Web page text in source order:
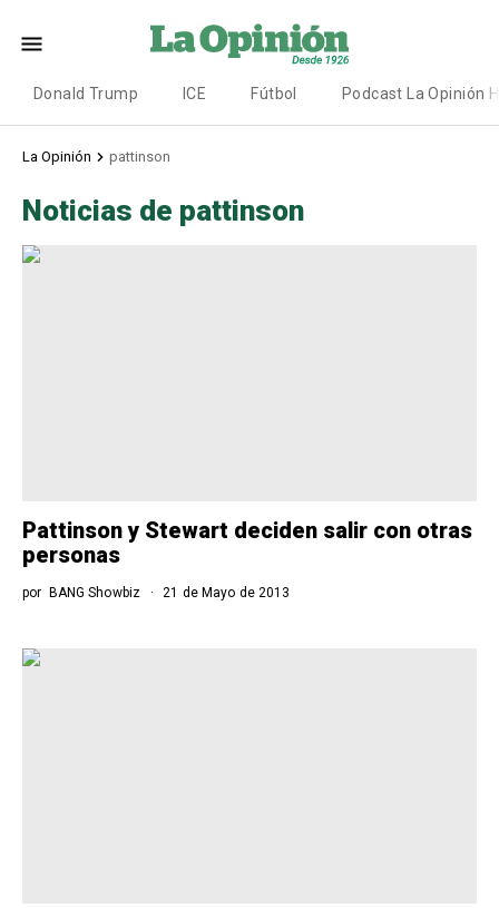
Donald Trump ICE Fútbol Podcast La Opinión
La Opinión pattinson
Noticias de pattinson
Pattinson y Stewart deciden salir con otras
personas
por BANG Showbiz 21 de Mayo de 2013